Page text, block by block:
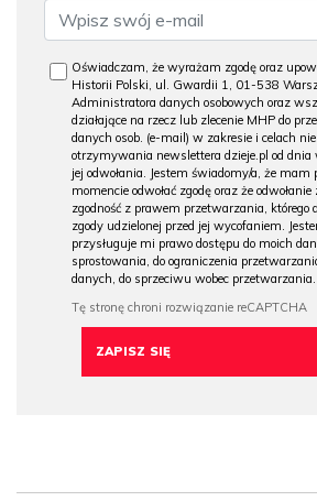
Oświadczam, że wyrażam zgodę oraz
Historii Polski, ul. Gwardii 1, 01-538
Administratora danych osobowych oraz
działające na rzecz lub zlecenie MHP do
danych osob. (e-mail) w zakresie i celach
otrzymywania newslettera dzieje.pl od dnia
jej odwołania. Jestem świadomy/a, że
momencie odwołać zgodę oraz że
zgodność z prawem przetwarzania, którego
zgody udzielonej przed jej wycofaniem.
przysługuje mi prawo dostępu do moich
sprostowania, do ograniczenia
danych, do sprzeciwu wobec przetwarzania.